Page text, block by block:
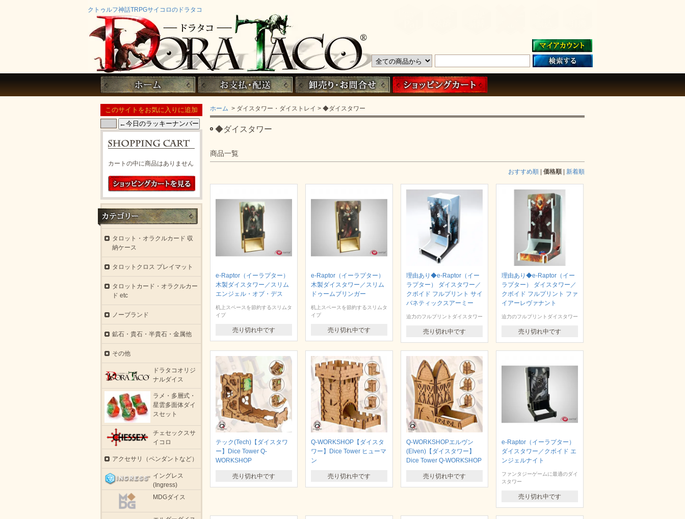
クトゥルフ神話TRPGサイコロのドラタコ
ホーム > ダイスタワー・ダイストレイ > ◆ダイスタワー
◆ダイスタワー
商品一覧
おすすめ順 価格順 新着順
e-Raptor（イーラプター）
木製ダイスタワー／スリム
エンジェル・オブ・デス
机上スペースを節約するスリムタ
イプ
売り切れ中です
e-Raptor（イーラプター）
木製ダイスタワー／スリム
ドゥームブリンガー
机上スペースを節約するスリムタ
イプ
売り切れ中です
理由あり◆e-Raptor（イー
ラプター） ダイスタワー／
クボイド フルプリント サイ
バネティックスアーミー
迫力のフルプリントダイスタワー
売り切れ中です
理由あり◆e-Raptor（イー
ラプター） ダイスタワー／
クボイド フルプリント ファ
イアーレヴァナント
迫力のフルプリントダイスタワー
売り切れ中です
テック(Tech)【ダイスタワ
ー】Dice Tower Q-
WORKSHOP
売り切れ中です
Q-WORKSHOP【ダイスタ
ワー】Dice Tower ヒューマ
ン
売り切れ中です
Q-WORKSHOPエルヴン
(Elven)【ダイスタワー】
Dice Tower Q-WORKSHOP
売り切れ中です
e-Raptor（イーラプター）
ダイスタワー／クボイド エ
ンジェルナイト
ファンタジーゲームに最適のダイ
スタワー
売り切れ中です
カートの中に商品はありません
タロット・オラクルカード 収
納ケース
タロットクロス プレイマット
タロットカード・オラクルカー
ド etc
ノーブランド
鉱石・貴石・半貴石・金属他
その他
ドラタコオリジ
ナルダイス
ラメ・多層式・
星雲多面体ダイ
スセット
チェセックスサ
イコロ
アクセサリ（ペンダントなど）
イングレス
(Ingress)
MDGダイス